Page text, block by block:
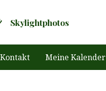
Skylightphotos
Kontakt Meine Kalender